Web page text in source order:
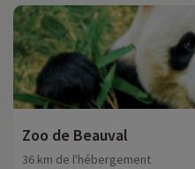
Zoo de Beauval
36 km de l'hébergement